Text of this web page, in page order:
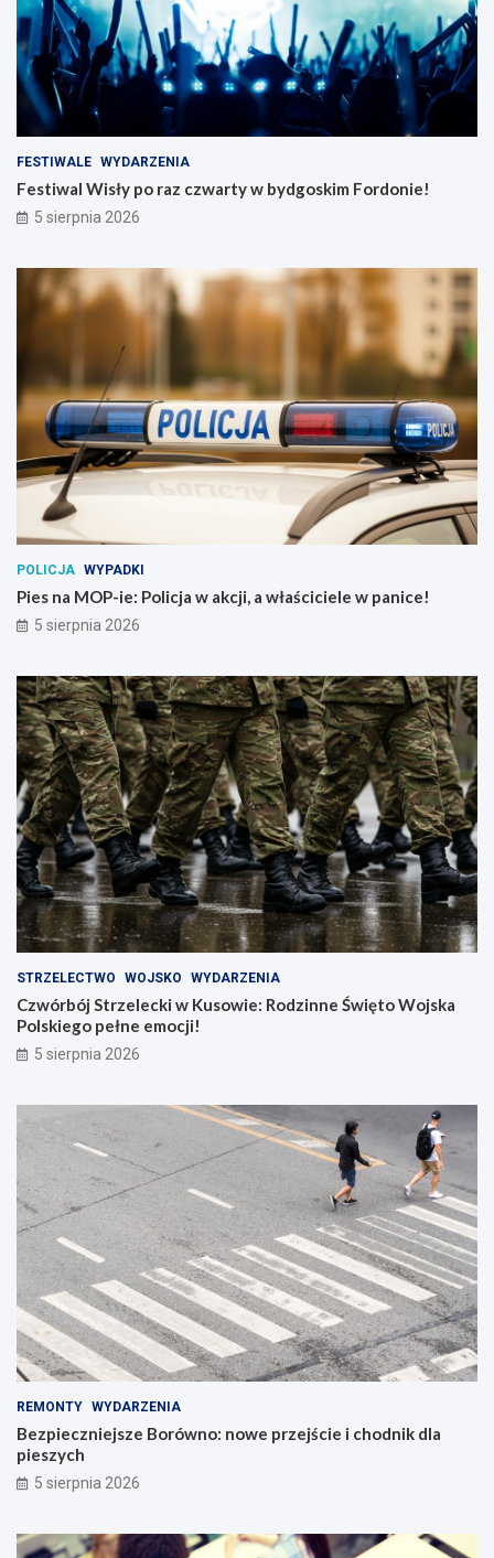
FESTIWALE WYDARZENIA
Festiwal Wisły po raz czwarty w bydgoskim Fordonie!
5 sierpnia 2026
POLICJA WYPADKI
Pies na MOP-ie: Policja w akcji, a właściciele w panice!
5 sierpnia 2026
STRZELECTWO WOJSKO WYDARZENIA
Czwórbój Strzelecki w Kusowie: Rodzinne Święto Wojska
Polskiego pełne emocji!
5 sierpnia 2026
REMONTY WYDARZENIA
Bezpieczniejsze Borówno: nowe przejście i chodnik dla
pieszych
5 sierpnia 2026